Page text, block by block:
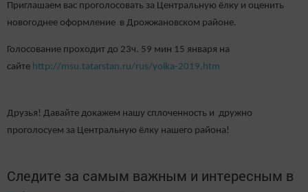
Приглашаем вас проголосовать за Центральную ёлку и оценить
новогоднее оформление в Дрожжановском районе.
Голосование проходит до 23ч. 59 мин 15 января на
сайте http://msu.tatarstan.ru/rus/yolka-2019.htm
Друзья! Давайте докажем нашу сплоченность и дружно
проголосуем за Центральную ёлку нашего района!
Следите за самым важным и интересным в